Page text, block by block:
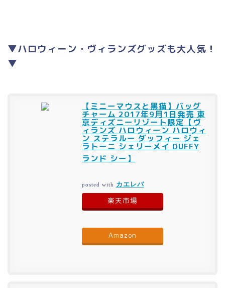
▼ハロウィーン・ヴィランズグッズも大人気！
▼
【ミニーマウスと黒猫】バッグ
チャーム 2017年9月1日発売 東
京ディズニーリゾート限定【ヴ
ィランズ ハロウィーン ハロウィ
ン ステラルー ダッフィー ジェ
ラトーニ シェリーメイ DUFFY
ランド シー】
posted with カエレバ
楽天市場
Amazon